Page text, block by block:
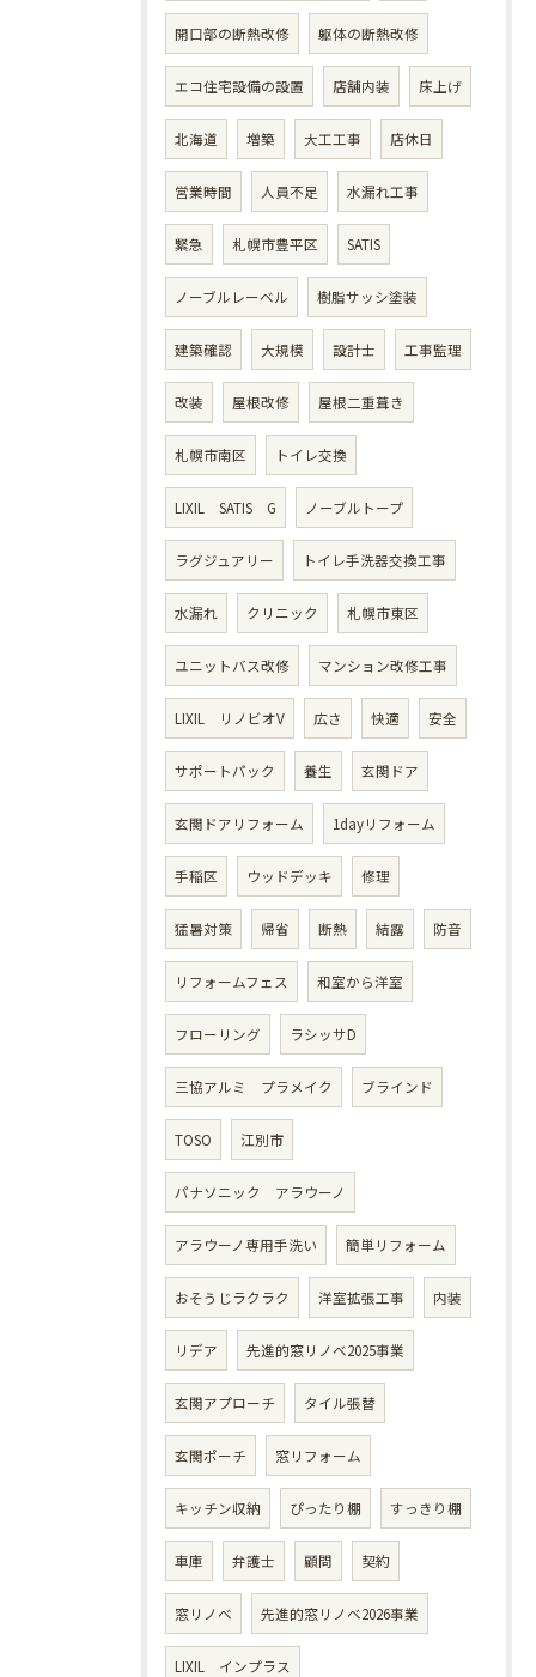
開口部の断熱改修 躯体の断熱改修
エコ住宅設備の設置 店舗内装 床上げ
北海道 増築 大工工事 店休日
営業時間 人員不足 水漏れ工事
緊急 札幌市豊平区 SATIS
ノーブルレーベル 樹脂サッシ塗装
建築確認 大規模 設計士 工事監理
改装 屋根改修 屋根二重葺き
札幌市南区 トイレ交換
LIXIL SATIS G ノーブルトープ
ラグジュアリー トイレ手洗器交換工事
水漏れ クリニック 札幌市東区
ユニットバス改修 マンション改修工事
LIXIL リノビオV 広さ 快適 安全
サポートパック 養生 玄関ドア
玄関ドアリフォーム 1dayリフォーム
手稲区 ウッドデッキ 修理
猛暑対策 帰省 断熱 結露 防音
リフォームフェス 和室から洋室
フローリング ラシッサD
三協アルミ プラメイク ブラインド
TOSO 江別市
パナソニック アラウーノ
アラウーノ専用手洗い 簡単リフォーム
おそうじラクラク 洋室拡張工事 内装
リデア 先進的窓リノベ2025事業
玄関アプローチ タイル張替
玄関ポーチ 窓リフォーム
キッチン収納 ぴったり棚 すっきり棚
車庫 弁護士 顧問 契約
窓リノベ 先進的窓リノベ2026事業
LIXIL インプラス